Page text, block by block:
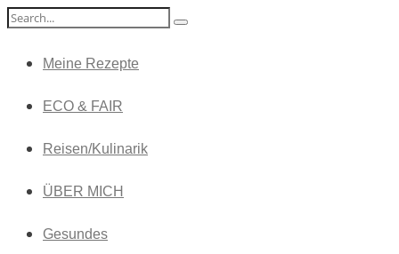
Meine Rezepte
ECO & FAIR
Reisen/Kulinarik
ÜBER MICH
Gesundes